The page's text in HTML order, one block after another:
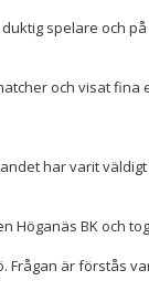
spelare och
och visat fina
har varit
BK och
Frågan är förstås